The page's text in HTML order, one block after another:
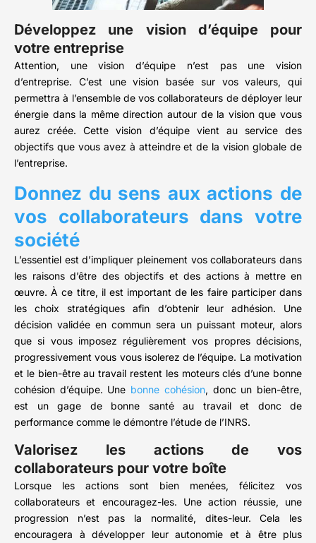
Développez une vision d’équipe pour
votre entreprise
Attention, une vision d’équipe n’est pas une vision
d’entreprise. C’est une vision basée sur vos valeurs, qui
permettra à l’ensemble de vos collaborateurs de déployer leur
énergie dans la même direction autour de la vision que vous
aurez créée. Cette vision d’équipe vient au service des
objectifs que vous avez à atteindre et de la vision globale de
l’entreprise.
Donnez du sens aux actions de
vos collaborateurs dans votre
société
L’essentiel est d’impliquer pleinement vos collaborateurs dans
les raisons d’être des objectifs et des actions à mettre en
œuvre. À ce titre, il est important de les faire participer dans
les choix stratégiques afin d’obtenir leur adhésion. Une
décision validée en commun sera un puissant moteur, alors
que si vous imposez régulièrement vos propres décisions,
progressivement vous vous isolerez de l’équipe. La motivation
et le bien-être au travail restent les moteurs clés d’une bonne
cohésion d’équipe. Une bonne cohésion, donc un bien-être,
est un gage de bonne santé au travail et donc de
performance comme le démontre l’étude de l’INRS.
Valorisez les actions de vos
collaborateurs pour votre boîte
Lorsque les actions sont bien menées, félicitez vos
collaborateurs et encouragez-les. Une action réussie, une
progression n’est pas la normalité, dites-leur. Cela les
encouragera à développer leur autonomie et à être plus